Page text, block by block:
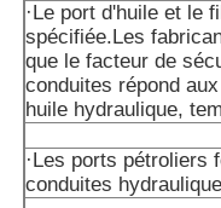
·Le port d'huile et le
spécifiée.Les
que le facteur de
conduites répond
huile hydraulique,
·Les ports pétroliers
conduites